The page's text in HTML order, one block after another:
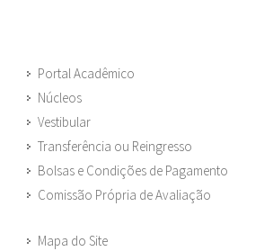
Portal Acadêmico
Núcleos
Vestibular
Transferência ou Reingresso
Bolsas e Condições de Pagamento
Comissão Própria de Avaliação
Mapa do Site